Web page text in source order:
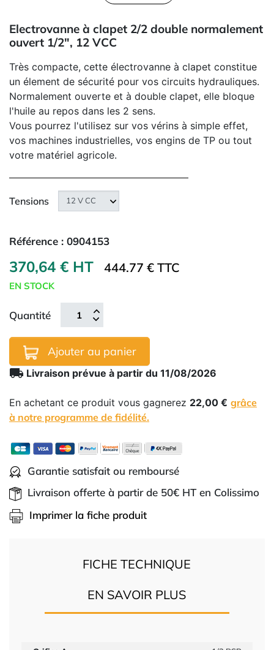
Electrovanne à clapet 2/2 double normalement
ouvert 1/2", 12 VCC
Très compacte, cette électrovanne à clapet constitue
un élement de sécurité pour vos circuits hydrauliques.
Normalement ouverte et à double clapet, elle bloque
l'huile au repos dans les 2 sens.
Vous pourrez l'utilisez sur vos vérins à simple effet,
vos machines industrielles, vos engins de TP ou tout
votre matériel agricole.
Tensions
Référence : 0904153
370,64 € HT 444.77 € TTC
EN STOCK
Quantité
Ajouter au panier
local_shipping Livraison prévue à partir du 11/08/2026
En achetant ce produit vous gagnerez 22,00 € grâce
à notre programme de fidélité.
Garantie satisfait ou remboursé
Livraison offerte à partir de 50€ HT en Colissimo
Imprimer la fiche produit
FICHE TECHNIQUE
EN SAVOIR PLUS